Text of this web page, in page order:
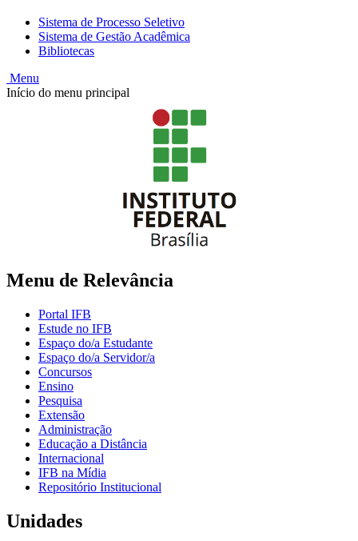
Sistema de Processo Seletivo
Sistema de Gestão Acadêmica
Bibliotecas
Menu
Início do menu principal
Menu de Relevância
Portal IFB
Estude no IFB
Espaço do/a Estudante
Espaço do/a Servidor/a
Concursos
Ensino
Pesquisa
Extensão
Administração
Educação a Distância
Internacional
IFB na Mídia
Repositório Institucional
Unidades